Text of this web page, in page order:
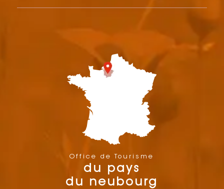
Office de Tourisme
du pays
du neubourg